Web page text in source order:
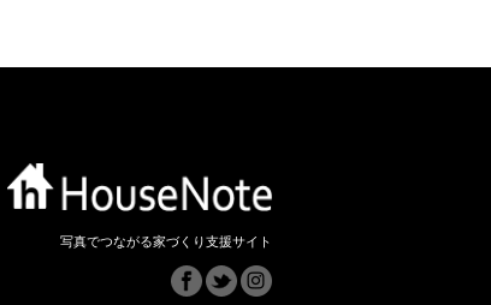
写真でつながる家づくり支援サイト